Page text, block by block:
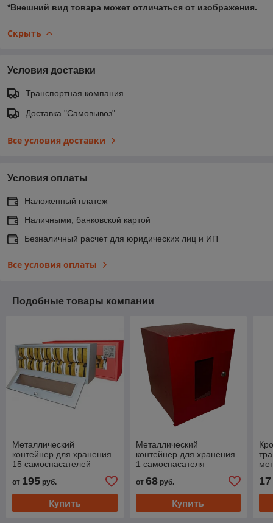
*Внешний вид товара может отличаться от изображения.
Скрыть
Условия доставки
Транспортная компания
Доставка "Самовывоз"
Все условия доставки
Условия оплаты
Наложенный платеж
Наличными, банковской картой
Безналичный расчет для юридических лиц и ИП
Все условия оплаты
Подобные товары компании
Металлический
контейнер для хранения
15 самоспасателей
от 195 руб.
Купить
Металлический
контейнер для хранения
1 самоспасателя
от 68руб.
Купить
17